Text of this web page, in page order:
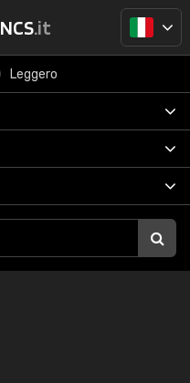
NCS.it
Leggero